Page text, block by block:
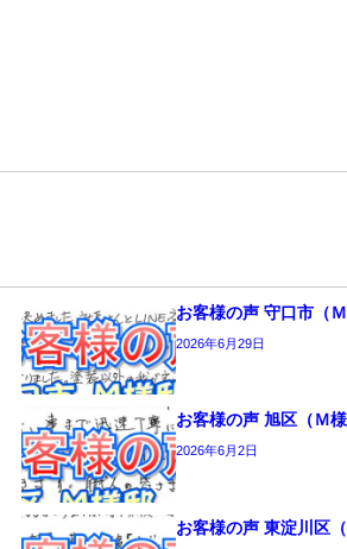
お客様の声 守口市（Ｍ
2026年6月29日
お客様の声 旭区（Ｍ様
2026年6月2日
お客様の声 東淀川区（